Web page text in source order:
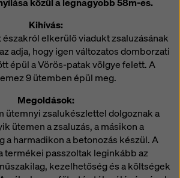
közül a legnagyobb 58m-es.
Kihívás:
elkerülő viadukt zsaluzásának
adja, hogy igen változatos domborzati
épül a Vörös-patak völgye felett. A
9 ütemben épül meg.
Megoldások:
ütemnyi zsalukészlettel dolgoznak a
ütemen a zsaluzás, a másikon a
a harmadikon a betonozás készül. A
termékei passzoltak leginkább az
kezelhetőség és a költségek
és hogy ez ellen nincs hatékony
alján található cookie-
és a megfelelő jelölőnégyzetek
beállításokmódosításával
igénylő összes cookie-t. A
cookie-beállításokra kattintva
hozzájárulását a jövőre nézve
a cookie-królAdatvédelmi
talál. Lehetőséget biztosítunk
kiválasztására is (speciális cookie-